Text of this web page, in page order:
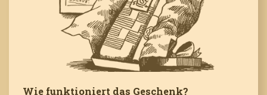
Wie funktioniert das Geschenk?